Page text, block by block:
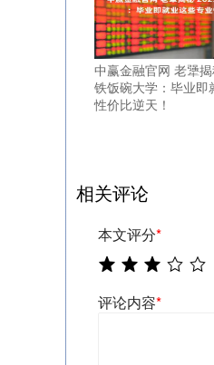
中赢金融官网 老犟
铁饭碗大学：毕业即
性价比逆天！
相关评论
本文评分*
评论内容*